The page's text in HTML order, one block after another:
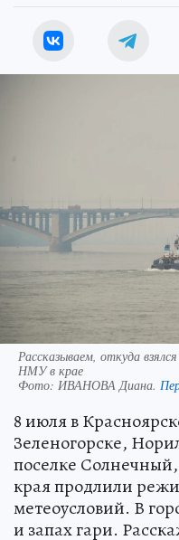
Рассказываем, откуда
НМУ в крае
Фото: ИВАНОВА Диана.
8 июля в
Зеленогорске,
поселке Солнечный,
края продлили
метеоусловий. В
и запах гари.